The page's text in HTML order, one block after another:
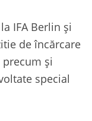
IFA Berlin și
de încărcare
și
special